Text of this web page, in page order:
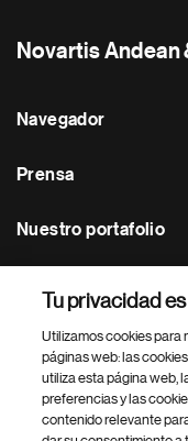
Novartis Andean
Navegador
Prensa
Nuestro portafolio
Footer Site Search
Tu privacidad
Utilizamos cookies para
páginas web: las
utiliza esta página web,
preferencias y las
contenido relevante